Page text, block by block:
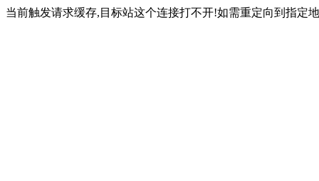
当前触发请求缓存,目标站这个连接打不开!如需重定向到指定